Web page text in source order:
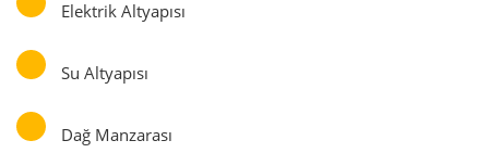
Elektrik Altyapısı
Su Altyapısı
Dağ Manzarası